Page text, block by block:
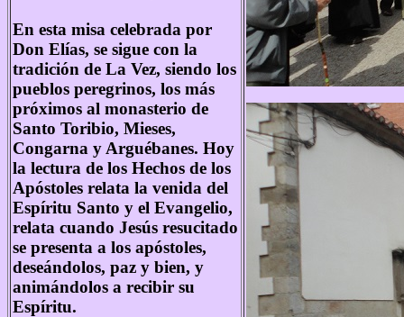
En esta misa celebrada por
Don Elías, se sigue con la
tradición de La Vez, siendo los
pueblos peregrinos, los más
próximos al monasterio de
Santo Toribio, Mieses,
Congarna y Arguébanes. Hoy
la lectura de los Hechos de los
Apóstoles relata la venida del
Espíritu Santo y el Evangelio,
relata cuando Jesús resucitado
se presenta a los apóstoles,
deseándolos, paz y bien, y
animándolos a recibir su
Espíritu.